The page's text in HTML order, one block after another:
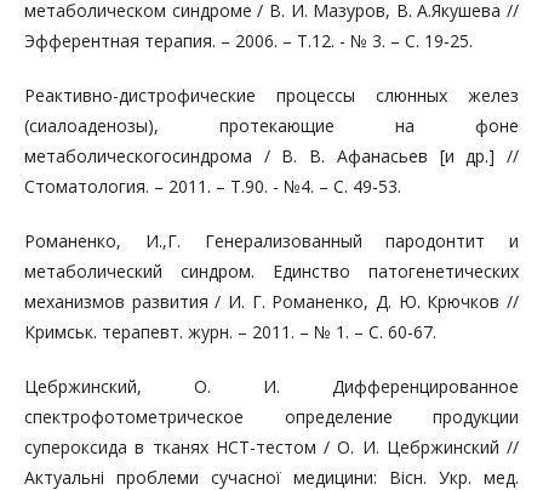
метаболическом синдроме / В. И. Мазуров, В. А.Якушева //
Эфферентная терапия. – 2006. – Т.12. - № 3. – С. 19-25.
Реактивно-дистрофические процессы слюнных желез
(сиалоаденозы), протекающие на фоне
метаболическогосиндрома / В. В. Афанасьев [и др.] //
Стоматология. – 2011. – Т.90. - №4. – С. 49-53.
Романенко, И.,Г. Генерализованный пародонтит и
метаболический синдром. Единство патогенетических
механизмов развития / И. Г. Романенко, Д. Ю. Крючков //
Кримськ. терапевт. журн. – 2011. – № 1. – С. 60-67.
Цебржинский, О. И. Дифференцированное
спектрофотометрическое определение продукции
супероксида в тканях НСТ-тестом / О. И. Цебржинский //
Актуальні проблеми сучасної медицини: Вісн. Укр. мед.